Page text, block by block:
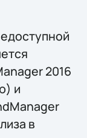
2016
и
в